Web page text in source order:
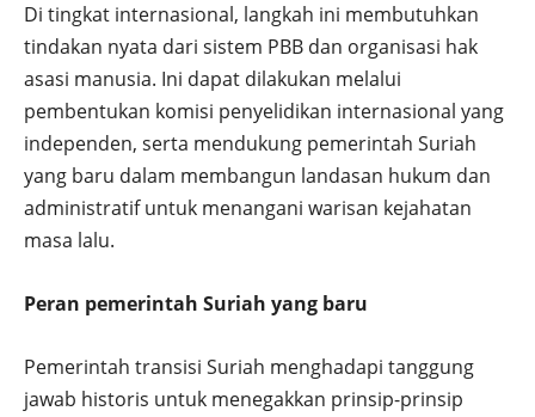
Di tingkat internasional, langkah ini membutuhkan
tindakan nyata dari sistem PBB dan organisasi hak
asasi manusia. Ini dapat dilakukan melalui
pembentukan komisi penyelidikan internasional yang
independen, serta mendukung pemerintah Suriah
yang baru dalam membangun landasan hukum dan
administratif untuk menangani warisan kejahatan
masa lalu.
Peran pemerintah Suriah yang baru
Pemerintah transisi Suriah menghadapi tanggung
jawab historis untuk menegakkan prinsip-prinsip